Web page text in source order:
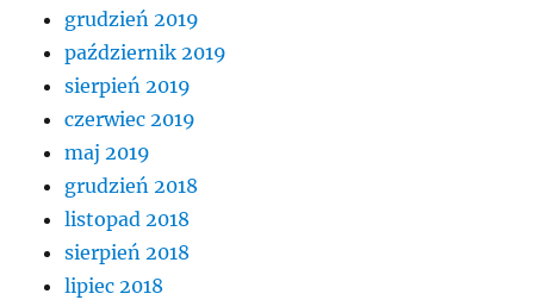
grudzień 2019
październik 2019
sierpień 2019
czerwiec 2019
maj 2019
grudzień 2018
listopad 2018
sierpień 2018
lipiec 2018